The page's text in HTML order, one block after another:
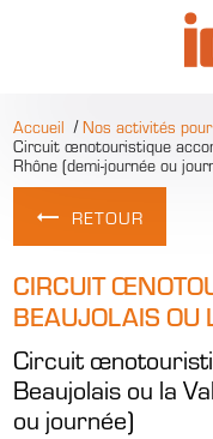
Accueil Nos activités
Circuit œnotouristique
Rhône (demi-journée ou
RETOUR
CIRCUIT
BEAUJOLAIS OU
Circuit
Beaujolais ou la
ou journée)
Panneau de gestion des